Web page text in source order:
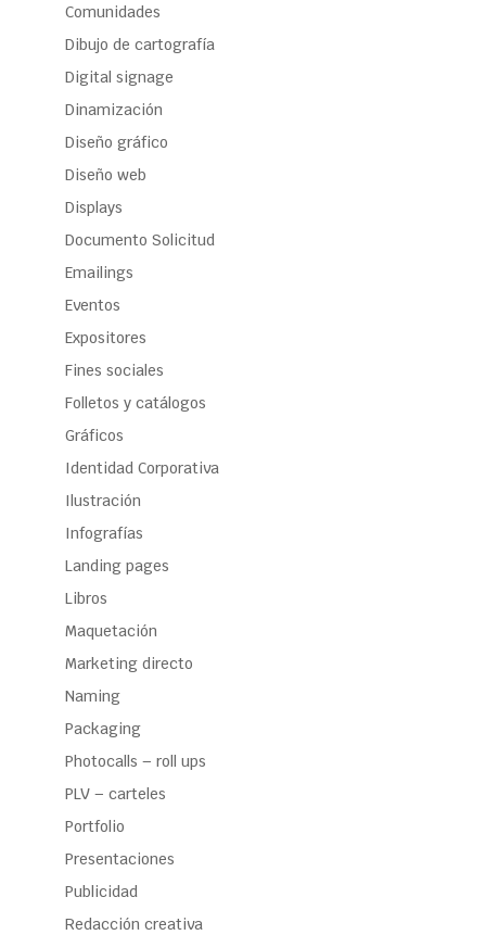
Comunidades
Dibujo de cartografía
Digital signage
Dinamización
Diseño gráfico
Diseño web
Displays
Documento Solicitud
Emailings
Eventos
Expositores
Fines sociales
Folletos y catálogos
Gráficos
Identidad Corporativa
Ilustración
Infografías
Landing pages
Libros
Maquetación
Marketing directo
Naming
Packaging
Photocalls – roll ups
PLV – carteles
Portfolio
Presentaciones
Publicidad
Redacción creativa